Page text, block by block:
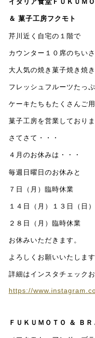
イタリア食堂ＦＵＫＵＭ
＆ 菓子工房フクモト
芹川近く自宅の１階で
カウンター１０席のちい
大人気の焼き菓子焼き焼き
フレッシュフルーツたっ
ケーキたちもたくさんご
菓子工房を営業しており
さてさて・・・
４月のお休みは・・・
毎週日曜日のお休みと
７日（月）臨時休業
１４日（月）１３日（日
２８日（月）臨時休業
お休みいただきます。
よろしくお願いいたします
詳細はインスタチェックお
https://
ＦＵＫＵＭＯＴＯ ＆ ＢＲ